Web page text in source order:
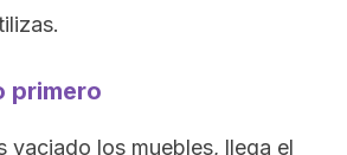
primero
vaciado los muebles, llega el